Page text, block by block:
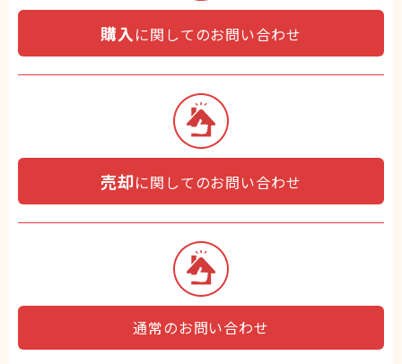
購入に関してのお問い合わせ
売却に関してのお問い合わせ
通常のお問い合わせ